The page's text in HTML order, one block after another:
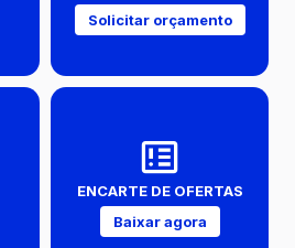
Solicitar orçamento
ENCARTE DE OFERTAS
Baixar agora